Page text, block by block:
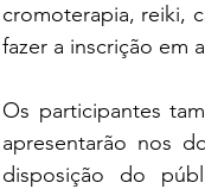
cromoterapia, reiki,
fazer a inscrição em
Os participantes
apresentarão nos
disposição do